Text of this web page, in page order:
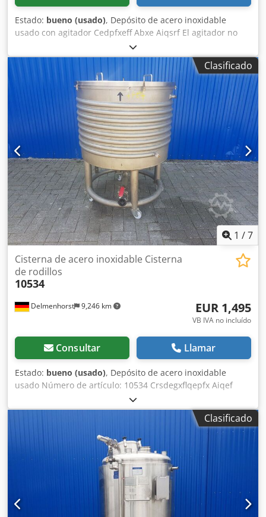
Estado: bueno (usado), Depósito de acero inoxidable
usado con agitador Cedpfxeff Abxe Aiqsrf El agitador no
funciona Número de artículo: 10483 Último uso: cosmética
Volumen: aproximadamente 2000 litros Tipo: sobre tres
patas Material (en contacto con el producto): acero
inoxidable 1.4301 Diseño: de una sola pared Boca de
inspección: 510 x 410 mm Fondo: cónico Tapa superior:
abovedada Presión de funcionamiento según la placa de
características: ATM Dimensiones del depósito: Diámetro
exterior: 1280 mm Altura de las patas: 770 mm Distancia
desde la salida hasta el fondo: 520 mm Altura total: 2880
mm Anchura total: 1460 mm Materiales: Interior: 1.4301 /
AISI304 Partes exteriores: 1.4301 / AISI304 Equipamiento:
Placa de características: sí Salida: DN 40 mm Diversas
conexiones Agitador
Clasificado
1 /7
Delmenhorst 9,246 km
Cisterna de acero inoxidable Cisterna
de rodillos
10534
EUR 1,495
VB IVA no incluído
Consultar Llamar
Estado: bueno (usado), Depósito de acero inoxidable
usado Número de artículo: 10534 Crsdegxflqepfx Aiqef
Último uso: cosméticos Volumen: aprox. 350 litros Tipo:
vertical, sobre 4 ruedas Material (en contacto con el
producto): 1.4301 / AISI304 Diseño: doble pared y con
sistema de calefacción Dimensiones del depósito:
Diámetro exterior: 920 mm Altura cilíndrica: 580 mm
Ancho total: 1010 mm Longitud total: 1010 mm Altura total:
1290 mm Materiales: Interior: 1.4301 / AISI 304 Partes
exteriores: 1.4301 / AISI 304 Equipamiento: Diámetro de la
salida: 40 mm Distancia de la salida al suelo: 240 mm
Válvula de salida: válvula de bola
Clasificado